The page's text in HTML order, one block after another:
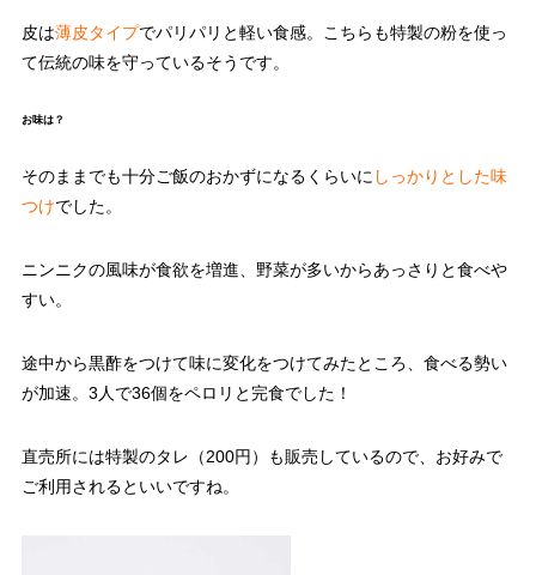
皮は薄皮タイプでパリパリと軽い食感。こちらも特製の粉を使っ
て伝統の味を守っているそうです。
お味は？
そのままでも十分ご飯のおかずになるくらいに しっかりとした味
つけでした。
ニンニクの風味が食欲を増進、野菜が多いからあっさりと食べや
すい。
途中から黒酢をつけて味に変化をつけてみたところ、食べる勢い
が加速。3人で36個をペロリと完食でした！
直売所には特製のタレ（200円）も販売しているので、お好みで
ご利用されるといいですね。